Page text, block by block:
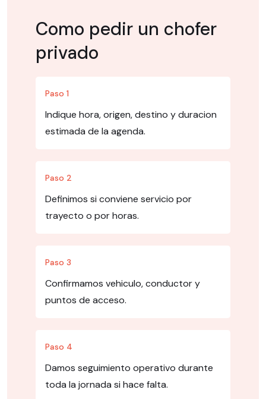
Como pedir un chofer
privado
Paso 1
Indique hora, origen, destino y duracion
estimada de la agenda.
Paso 2
Definimos si conviene servicio por
trayecto o por horas.
Paso 3
Confirmamos vehiculo, conductor y
puntos de acceso.
Paso 4
Damos seguimiento operativo durante
toda la jornada si hace falta.